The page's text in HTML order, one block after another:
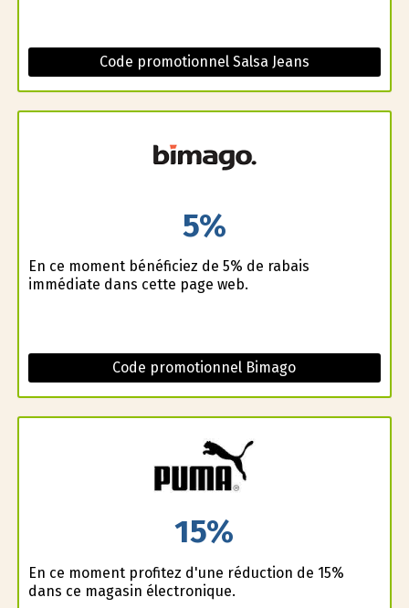
Code promotionnel Salsa Jeans
5%
En ce moment bénéficiez de 5% de rabais
immédiate dans cette page web.
Code promotionnel Bimago
15%
En ce moment profitez d'une réduction de 15%
dans ce magasin électronique.